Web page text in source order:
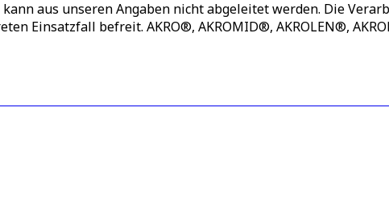
aus unseren Angaben nicht abgeleitet werden. Die
Einsatzfall befreit. AKRO®, AKROMID®, AKROLEN®,